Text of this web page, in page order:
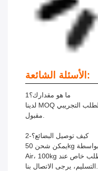
الأسئلة الشائعة:
1ما هو مقدارك؟
لدينا MOQ مرنة، عادة 10 غرام ~ 50 غرام للطلب التجريبي
مقبول.
2-كيف توصيل البضائع؟
يمكن شحن 50kg بواسطة FedEx/UPS، 50kg بواسطة
Air، 100kg بواسطة البحر. إذا كان لديك طلب خاص عند
التسليم، يرجى الاتصال بنا.